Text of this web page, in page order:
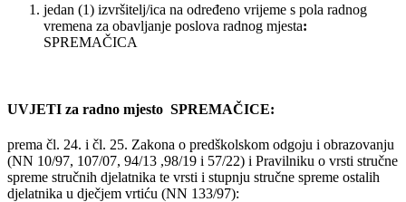
jedan (1) izvršitelj/ica na određeno vrijeme s pola radnog
vremena za obavljanje poslova radnog mjesta:
SPREMAČICA
UVJETI za radno mjesto SPREMAČICE:
prema čl. 24. i čl. 25. Zakona o predškolskom odgoju i obrazovanju
(NN 10/97, 107/07, 94/13 ,98/19 i 57/22) i Pravilniku o vrsti stručne
spreme stručnih djelatnika te vrsti i stupnju stručne spreme ostalih
djelatnika u dječjem vrtiću (NN 133/97):